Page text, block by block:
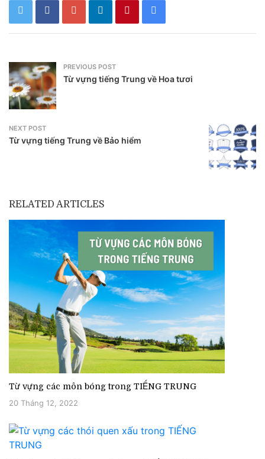
PREVIOUS POST
Từ vựng tiếng Trung về Hoa tươi
NEXT POST
Từ vựng tiếng Trung về Bảo hiểm
RELATED ARTICLES
Từ vựng các môn bóng trong TIẾNG TRUNG
20 Tháng 12, 2022